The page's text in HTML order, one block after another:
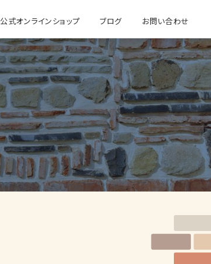
公式オンラインショップ ブログ お問い合わせ